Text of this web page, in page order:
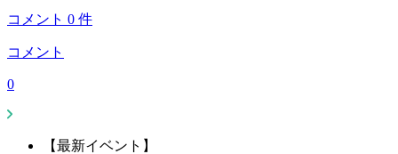
コメント 0 件
コメント
0
【最新イベント】